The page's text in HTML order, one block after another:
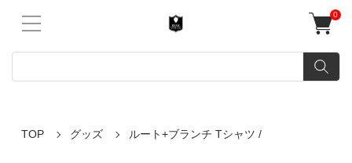
0
TOP グッズ ルート+ブランチ Tシャツ /